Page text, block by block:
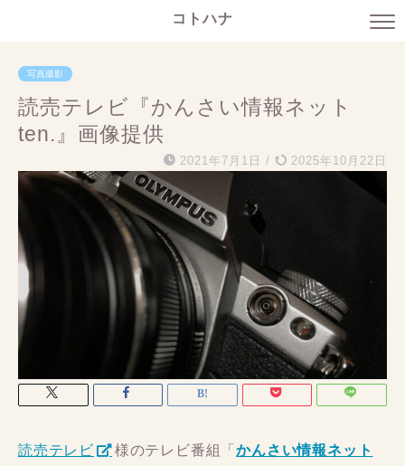
コトハナ
写真撮影
読売テレビ『かんさい情報ネット
ten.』画像提供
2021年7月1日 / 2025年10月22日
読売テレビ 様のテレビ番組「かんさい情報ネット